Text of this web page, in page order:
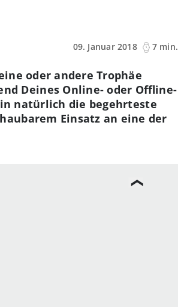
09. Januar 2018
7 min.
oder andere Trophäe
Deines Online- oder Offline-
natürlich die begehrteste
Einsatz an eine der